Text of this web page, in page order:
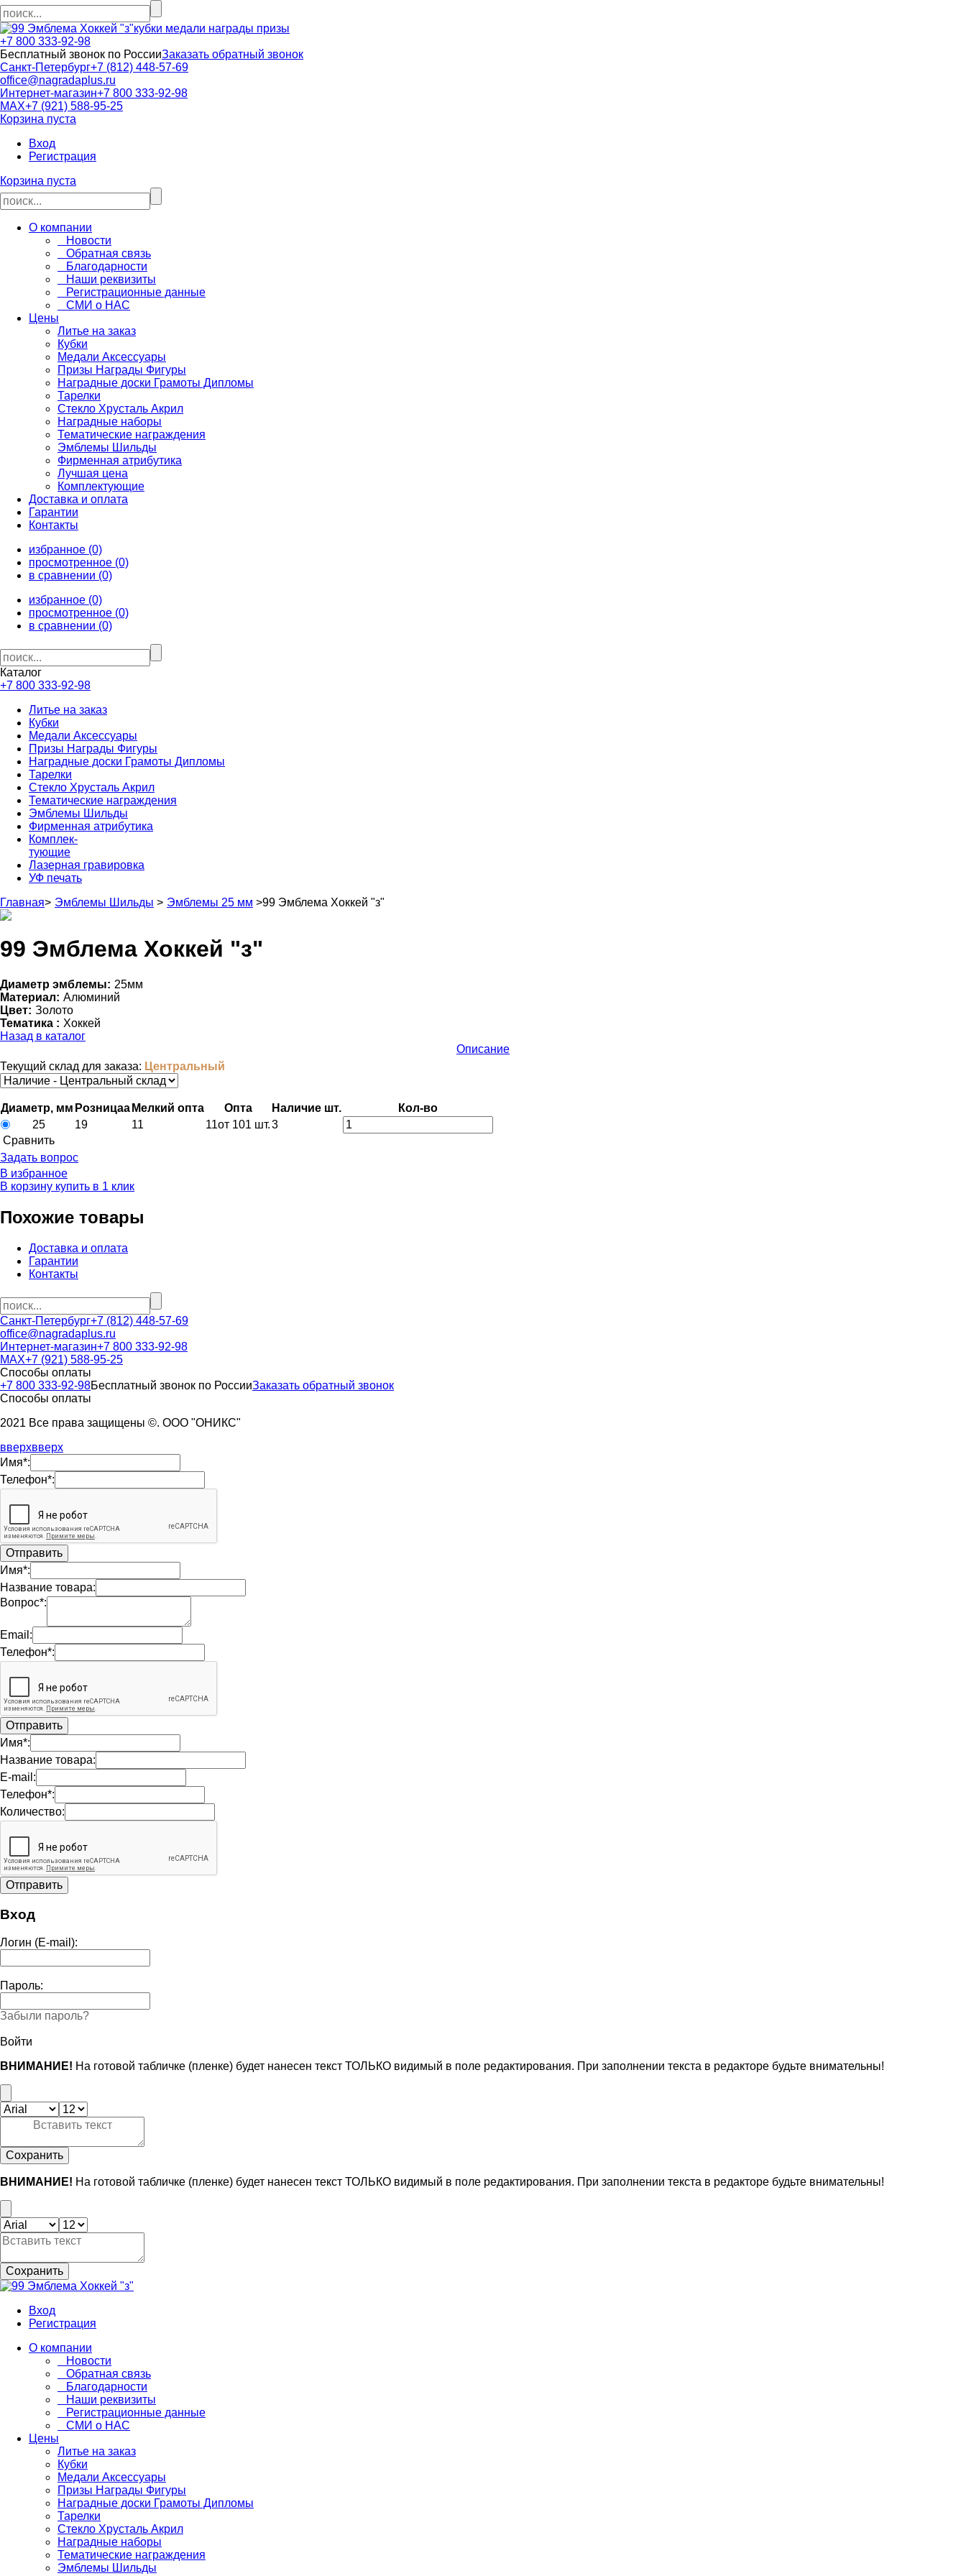
кубки медали награды призы
+7 800 333-92-98
Бесплатный звонок по РоссииЗаказать обратный звонок
Санкт-Петербург+7 (812) 448-57-69
office@nagradaplus.ru
Интернет-магазин+7 800 333-92-98
MAX+7 (921) 588-95-25
Корзина пуста
Вход
Регистрация
Корзина пуста
О компании
Новости
Обратная связь
Благодарности
Наши реквизиты
Регистрационные данные
СМИ о НАС
Цены
Литье на заказ
Кубки
Медали Аксессуары
Призы Награды Фигуры
Наградные доски Грамоты Дипломы
Тарелки
Стекло Хрусталь Акрил
Наградные наборы
Тематические награждения
Эмблемы Шильды
Фирменная атрибутика
Лучшая цена
Комплектующие
Доставка и оплата
Гарантии
Контакты
избранное (0)
просмотренное (0)
в сравнении (0)
избранное (0)
просмотренное (0)
в сравнении (0)
Каталог
+7 800 333-92-98
Литье на заказ
Кубки
Медали Аксессуары
Призы Награды Фигуры
Наградные доски Грамоты Дипломы
Тарелки
Стекло Хрусталь Акрил
Тематические награждения
Эмблемы Шильды
Фирменная атрибутика
Комплек-
тующие
Лазерная гравировка
УФ печать
Главная> Эмблемы Шильды > Эмблемы 25 мм >99 Эмблема Хоккей "з"
99 Эмблема Хоккей "з"
Диаметр эмблемы: 25мм
Материал: Алюминий
Цвет: Золото
Тематика : Хоккей
Назад в каталог
Описание
Текущий склад для заказа: Центральный
Диаметр, мм Розницаa Мелкий оптa Оптa Наличие шт.
Кол-во
25
19 11 11от 101 шт.3
Cравнить
Задать вопрос
В избранное
В корзину купить в 1 клик
Похожие товары
Доставка и оплата
Гарантии
Контакты
Санкт-Петербург+7 (812) 448-57-69
office@nagradaplus.ru
Интернет-магазин+7 800 333-92-98
MAX+7 (921) 588-95-25
Способы оплаты
+7 800 333-92-98Бесплатный звонок по РоссииЗаказать обратный звонок
Способы оплаты
2021 Все права защищены ©. ООО "ОНИКС"
вверхвверх
Имя*:
Телефон*:
Имя*:
Название товара:
Вопрос*:
Email:
Телефон*:
Имя*:
Название товара:
E-mail:
Телефон*:
Количество:
Вход
Логин (E-mail):
Пароль:
Забыли пароль?
Войти
ВНИМАНИЕ! На готовой табличке (пленке) будет нанесен текст ТОЛЬКО видимый в поле редактирования. При заполнении текста в редакторе будьте внимательны!
Сохранить
ВНИМАНИЕ! На готовой табличке (пленке) будет нанесен текст ТОЛЬКО видимый в поле редактирования. При заполнении текста в редакторе будьте внимательны!
Сохранить
Вход
Регистрация
О компании
Новости
Обратная связь
Благодарности
Наши реквизиты
Регистрационные данные
СМИ о НАС
Цены
Литье на заказ
Кубки
Медали Аксессуары
Призы Награды Фигуры
Наградные доски Грамоты Дипломы
Тарелки
Стекло Хрусталь Акрил
Наградные наборы
Тематические награждения
Эмблемы Шильды